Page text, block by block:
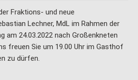
Fraktions- und neue
Lechner, MdL im Rahmen der
am 24.03.2022 nach Großenkneten
freuen Sie um 19.00 Uhr im Gasthof
zu dürfen.